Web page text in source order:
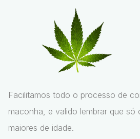
Facilitamos todo o processo de
maconha, e valido lembrar que só
maiores de idade.